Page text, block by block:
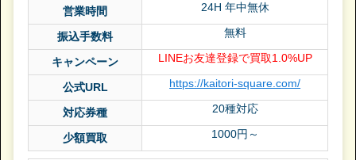
営業時間 24H 年中無休
振込手数料 無料
キャンペーン LINEお友達登録で買取1.0%UP
公式URL https://kaitori-square.com/
対応券種 20種対応
少額買取 1000円～